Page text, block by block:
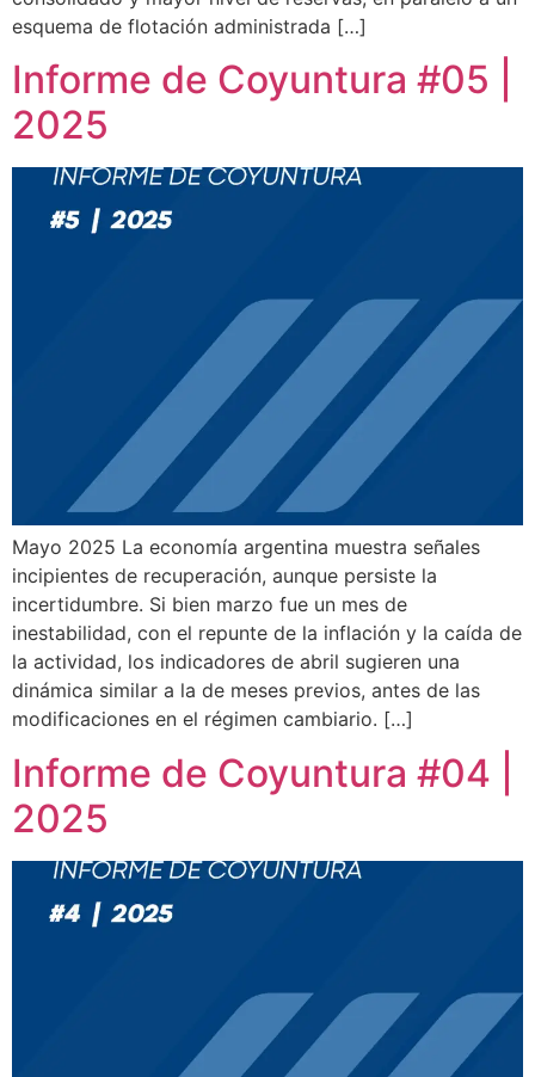
esquema de flotación administrada […]
Informe de Coyuntura #05 |
2025
Mayo 2025 La economía argentina muestra señales
incipientes de recuperación, aunque persiste la
incertidumbre. Si bien marzo fue un mes de
inestabilidad, con el repunte de la inflación y la caída de
la actividad, los indicadores de abril sugieren una
dinámica similar a la de meses previos, antes de las
modificaciones en el régimen cambiario. […]
Informe de Coyuntura #04 |
2025